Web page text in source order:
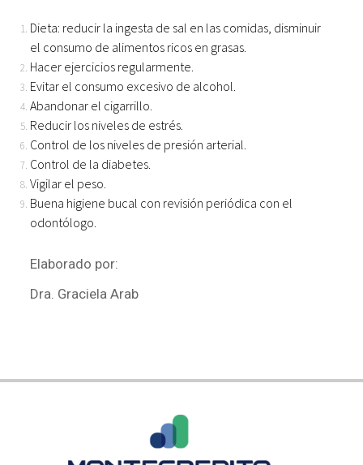
Dieta: reducir la ingesta de sal en las comidas, disminuir
el consumo de alimentos ricos en grasas.
Hacer ejercicios regularmente.
Evitar el consumo excesivo de alcohol.
Abandonar el cigarrillo.
Reducir los niveles de estrés.
Control de los niveles de presión arterial.
Control de la diabetes.
Vigilar el peso.
Buena higiene bucal con revisión periódica con el
odontólogo.
Elaborado por:
Dra. Graciela Arab